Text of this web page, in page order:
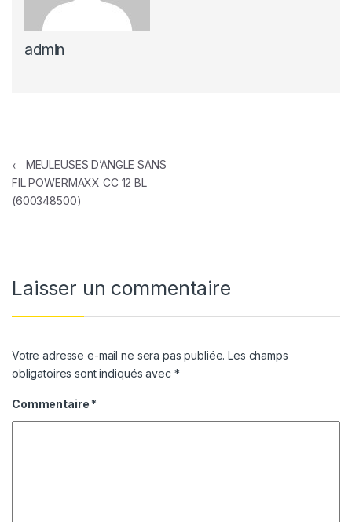
admin
Navigation de l’article
← MEULEUSES D’ANGLE SANS
FIL POWERMAXX CC 12 BL
(600348500)
Laisser un commentaire
Votre adresse e-mail ne sera pas publiée. Les champs
obligatoires sont indiqués avec *
Commentaire *